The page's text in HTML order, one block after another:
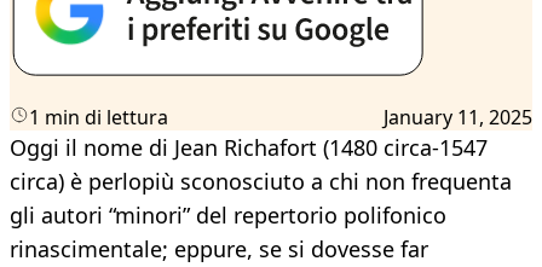
1 min di lettura January 11, 2025
Oggi il nome di Jean Richafort (1480 circa-1547
circa) è perlopiù sconosciuto a chi non frequenta
gli autori “minori” del repertorio polifonico
rinascimentale; eppure, se si dovesse far